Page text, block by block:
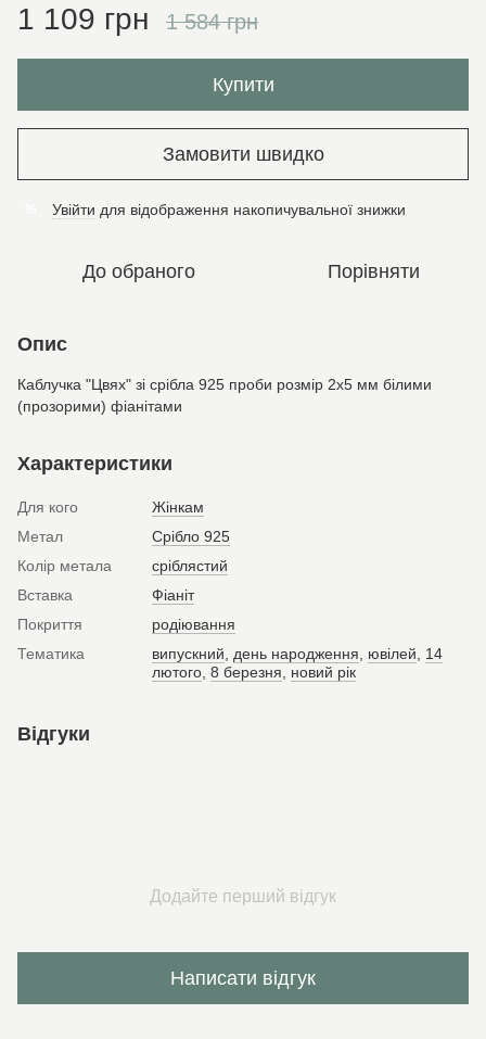
1 109 грн 1 584 грн
Купити
Замовити швидко
Увійти для відображення накопичувальної знижки
До обраного Порівняти
Опис
Каблучка "Цвях" зі срібла 925 проби розмір 2х5 мм білими
(прозорими) фіанітами
Характеристики
Для кого
Жінкам
Метал
Срібло 925
Колір метала
сріблястий
Вставка
Фіаніт
Покриття
родіювання
Тематика
випускний день народження ювілей
14
лютого 8 березня новий рік
Відгуки
Додайте перший відгук
Написати відгук